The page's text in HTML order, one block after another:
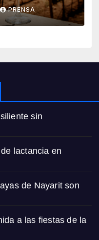
PRENSA
sin
lactancia en
de Nayarit son
a las fiestas de la